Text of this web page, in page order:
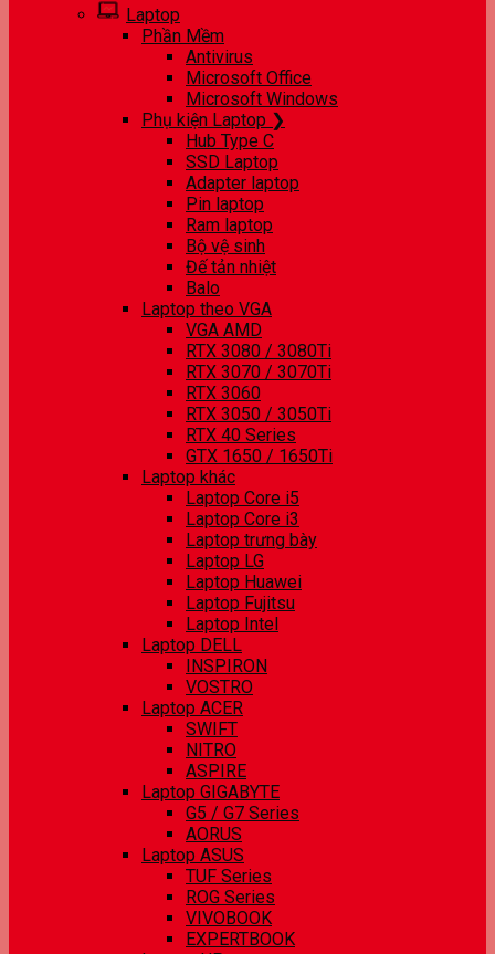
Laptop
Phần Mềm
Antivirus
Microsoft Office
Microsoft Windows
Phụ kiện Laptop ❯
Hub Type C
SSD Laptop
Adapter laptop
Pin laptop
Ram laptop
Bộ vệ sinh
Đế tản nhiệt
Balo
Laptop theo VGA
VGA AMD
RTX 3080 / 3080Ti
RTX 3070 / 3070Ti
RTX 3060
RTX 3050 / 3050Ti
RTX 40 Series
GTX 1650 / 1650Ti
Laptop khác
Laptop Core i5
Laptop Core i3
Laptop trưng bày
Laptop LG
Laptop Huawei
Laptop Fujitsu
Laptop Intel
Laptop DELL
INSPIRON
VOSTRO
Laptop ACER
SWIFT
NITRO
ASPIRE
Laptop GIGABYTE
G5 / G7 Series
AORUS
Laptop ASUS
TUF Series
ROG Series
VIVOBOOK
EXPERTBOOK